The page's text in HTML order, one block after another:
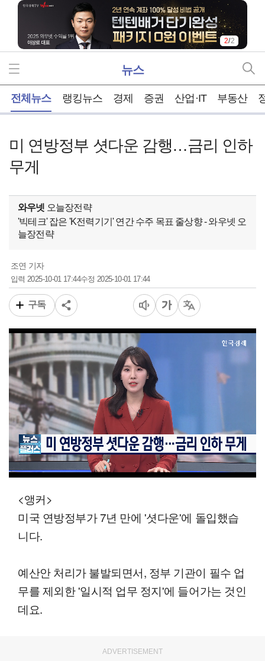
1/2
뉴스
전체뉴스 랭킹뉴스 경제 증권 산업·IT 부동산
미 연방정부 셧다운 감행…금리 인하
무게
와우넷 오늘장전략
'빅테크' 잡은 'K전력기기' 연간 수주 목표 줄상향 - 와우넷 오
늘장전략
조연 기자
입력 2025-10-01 17:44수정 2025-10-01 17:44
구독
<앵커>
미국 연방정부가 7년 만에 '셧다운'에 돌입했습
니다.
예산안 처리가 불발되면서, 정부 기관이 필수 업
무를 제외한 '일시적 업무 정지'에 들어가는 것인
데요.
ADVERTISEMENT